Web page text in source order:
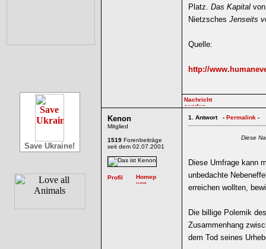
Save Ukraine!
Platz. Das Kapital
Nietzsches Jenseits
Quelle:
http://
Kenon
Mitglied
1519 Forenbeiträge
seit dem 02.07.2001
1. Antwort - Permalink -
Diese
Diese Umfrage kann
unbedachte
erreichen wollten,
Die billige Polemik
Zusammenhang
dem Tod seines